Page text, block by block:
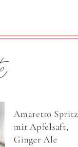
Amaretto Spritz
mit Apfelsaft,
Ginger Ale